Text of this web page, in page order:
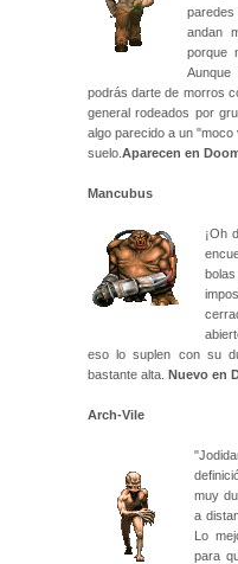
andan
porque
Aunque
podrás darte de morros
general rodeados por
algo parecido a un
suelo. Aparecen en
Mancubus
¡Oh
eso lo suplen con su
bastante alta. Nuevo en
Arch-Vile
muy
a
Lo
para